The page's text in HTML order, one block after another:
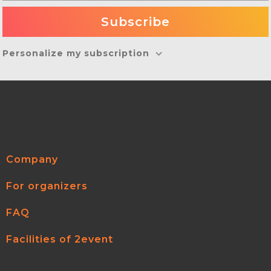
Personalize my subscription
Company
For organizers
FAQ
Facilities of 2event